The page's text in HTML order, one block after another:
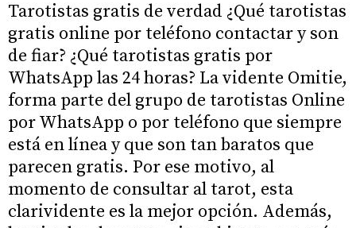
Tarotistas gratis de verdad ¿Qué tarotistas
gratis online por teléfono contactar y son
de fiar? ¿Qué tarotistas gratis por
WhatsApp las 24 horas? La vidente Omitie,
forma parte del grupo de tarotistas Online
por WhatsApp o por teléfono que siempre
está en línea y que son tan baratos que
parecen gratis. Por ese motivo, al
momento de consultar al tarot, esta
clarividente es la mejor opción. Además,